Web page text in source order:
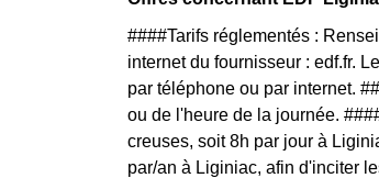
####Tarifs réglementés :
internet du fournisseur : edf.fr.
par téléphone ou par internet.
ou de l'heure de la journée.
creuses, soit 8h par jour à
par/an à Liginiac, afin d'inciter